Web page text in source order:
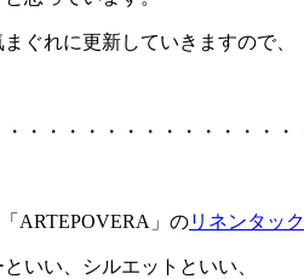
ぐれに更新していきますので、
・・・・・・・・・・・・・・
ARTEPOVERA」のリネンタッ
いい、シルエットといい、